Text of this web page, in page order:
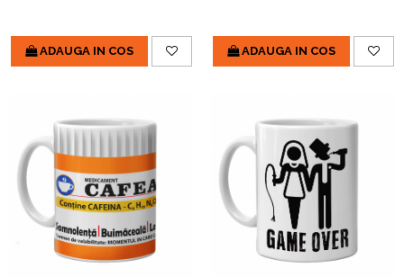
ADAUGA IN COS ADAUGA IN COS